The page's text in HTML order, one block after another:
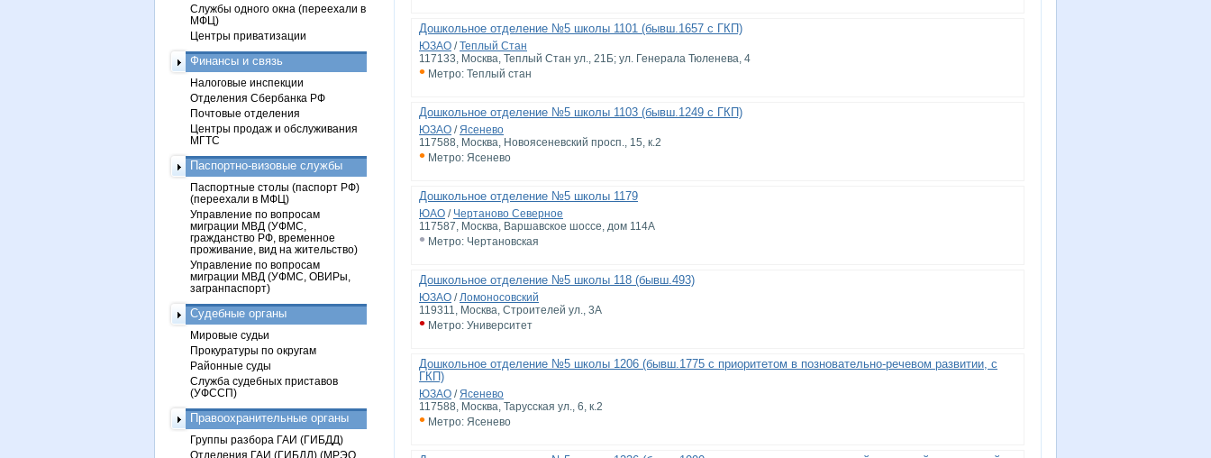
Дошкольное отделение №5 школы 1101 (бывш.1657 с ГКП)
ЮЗАО /Теплый Стан
117133, Москва, Теплый Стан ул., 21Б; ул. Генерала Тюленева, 4
• Метро: Теплый стан
Дошкольное отделение №5 школы 1103 (бывш.1249 с ГКП)
ЮЗАО /Ясенево
117588, Москва, Новоясеневский просп., 15, к.2
• Метро: Ясенево
Дошкольное отделение №5 школы 1179
ЮАО / Чертаново Северное
117587, Москва, Варшавское шоссе, дом 114А
• Метро: Чертановская
Дошкольное отделение №5 школы 118 (бывш.493)
ЮЗАО /Ломоносовский
119311, Москва, Строителей ул., 3А
• Метро: Университет
Дошкольное отделение №5 школы 1206 (бывш.1775 с приоритетом в позновательно-речевом развитии, с
ГКП)
ЮЗАО /Ясенево
117588, Москва, Тарусская ул., 6, к.2
• Метро: Ясенево
Службы одного окна (переехали в
МФЦ)
Центры приватизации
Финансы и связь
Налоговые инспекции
Отделения Сбербанка РФ
Почтовые отделения
Центры продаж и обслуживания
МГТС
Паспортно-визовые службы
Паспортные столы (паспорт РФ)
(переехали в МФЦ)
Управление по вопросам
миграции МВД (УФМС,
гражданство РФ, временное
проживание, вид на жительство)
Управление по вопросам
миграции МВД (УФМС, ОВИРы,
загранпаспорт)
Судебные органы
Мировые судьи
Прокуратуры по округам
Районные суды
Служба судебных приставов
(УФССП)
Правоохранительные органы
Группы разбора ГАИ (ГИБДД)
Отделения ГАИ (ГИБДД) (МРЭО,